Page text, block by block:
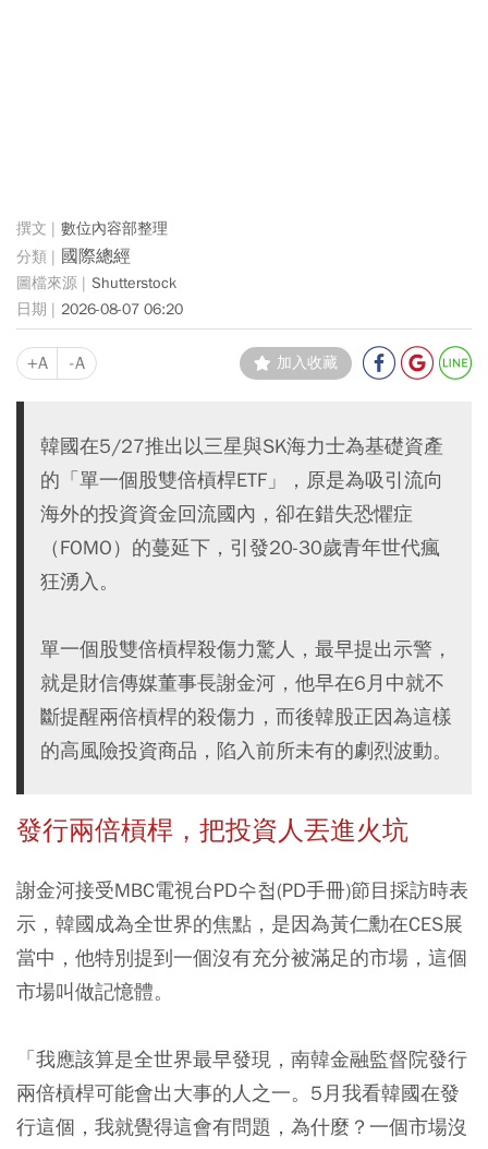
數位內容部整理
國際總經
Shutterstock
2026-08-07 06:20
+A -A 加入收藏
韓國在5/27推出以三星與SK海力士為基礎資產
的「單一個股雙倍槓桿ETF」，原是為吸引流向
海外的投資資金回流國內，卻在錯失恐懼症
（FOMO）的蔓延下，引發20-30歲青年世代瘋
狂湧入。
單一個股雙倍槓桿殺傷力驚人，最早提出示警，
就是財信傳媒董事長謝金河，他早在6月中就不
斷提醒兩倍槓桿的殺傷力，而後韓股正因為這樣
的高風險投資商品，陷入前所未有的劇烈波動。
發行兩倍槓桿，把投資人丟進火坑
謝金河接受MBC電視台PD수첩(PD手冊)節目採訪時表
示，韓國成為全世界的焦點，是因為黃仁勳在CES展
當中，他特別提到一個沒有充分被滿足的市場，這個
市場叫做記憶體。
「我應該算是全世界最早發現，南韓金融監督院發行
兩倍槓桿可能會出大事的人之一。5月我看韓國在發
行這個，我就覺得這會有問題，為什麼？一個市場沒